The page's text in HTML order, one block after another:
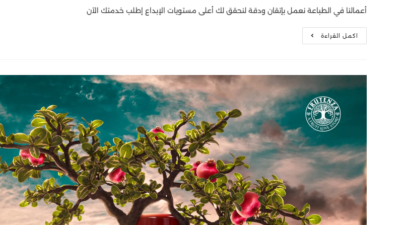
أعمالنا في الطباعة نعمل بإتقان ودقة لنحقق لك أعلى مستويات الإبداع إطلب خدمتك الآن
اكمل القراءة